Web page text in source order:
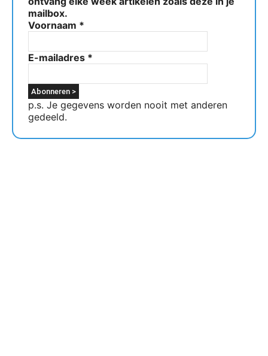
mailbox.
Voornaam *
E-mailadres *
p.s. Je gegevens worden nooit met anderen
gedeeld.